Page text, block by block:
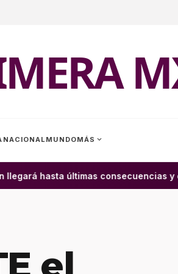
NACIONAL MUNDOMÁS expand_more
hasta últimas consecuencias y